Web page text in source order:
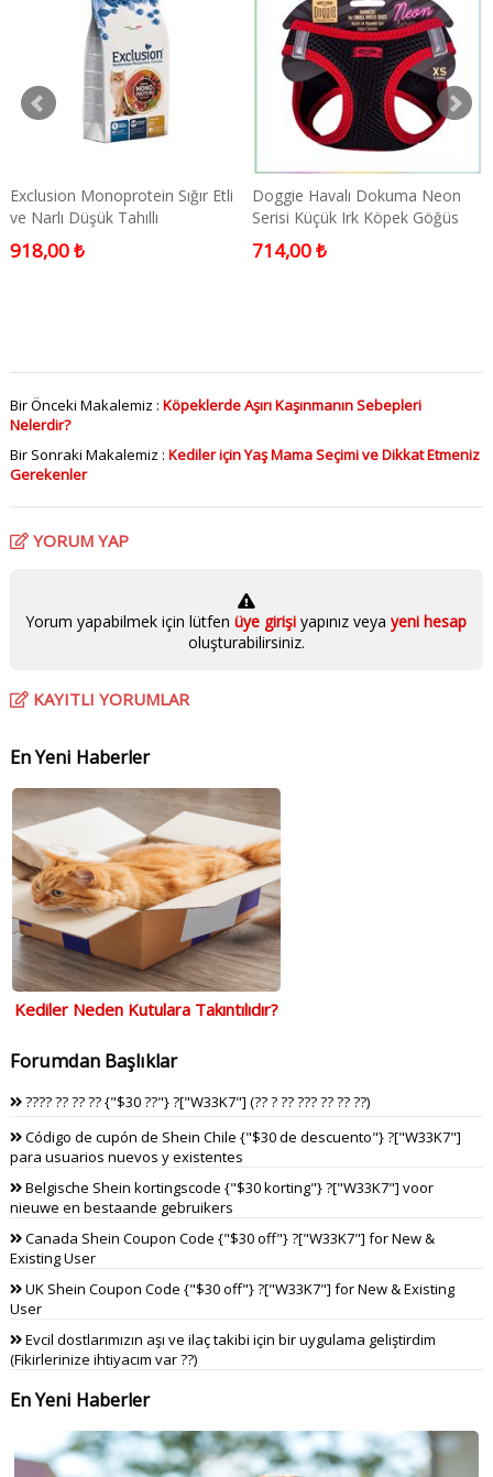
Exclusion Monoprotein Sığır Etli
ve Narlı Düşük Tahıllı
Kısırlaştırılmış Kedi Maması 1,5
Kg
918,00 ₺
Doggie Havalı Dokuma Neon
Serisi Küçük Irk Köpek Göğüs
Tasması Kırmızı XS 30-34cm
714,00 ₺
Bir Önceki Makalemiz : Köpeklerde Aşırı Kaşınmanın Sebepleri
Nelerdir?
Bir Sonraki Makalemiz : Kediler için Yaş Mama Seçimi ve Dikkat Etmeniz
Gerekenler
YORUM YAP
Yorum yapabilmek için lütfenüye girişiyapınız veya yeni hesap
oluşturabilirsiniz.
KAYITLI YORUMLAR
En Yeni Haberler
Kediler Neden Kutulara Takıntılıdır?
Forumdan Başlıklar
???? ?? ?? ?? {"$30 ??"} ?["W33K7"] (?? ? ?? ??? ?? ?? ??)
Código de cupón de Shein Chile {"$30 de descuento"} ?["W33K7"]
para usuarios nuevos y existentes
Belgische Shein kortingscode {"$30 korting"} ?["W33K7"] voor
nieuwe en bestaande gebruikers
Canada Shein Coupon Code {"$30 off"} ?["W33K7"] for New &
Existing User
UK Shein Coupon Code {"$30 off"} ?["W33K7"] for New & Existing
User
Evcil dostlarımızın aşı ve ilaç takibi için bir uygulama geliştirdim
(Fikirlerinize ihtiyacım var ??)
En Yeni Haberler